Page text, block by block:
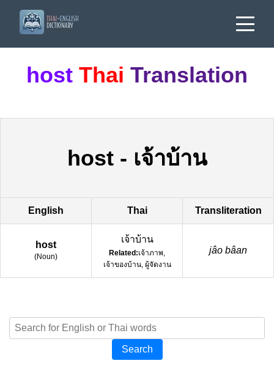
host Thai Translation
host- เจ้าบ้าน
English Thai Transliteration
host
(Noun)
เจ้าบ้าน
Related:เจ้าภาพ,
เจ้าของบ้าน, ผู้จัดงาน
jâo bâan
Search